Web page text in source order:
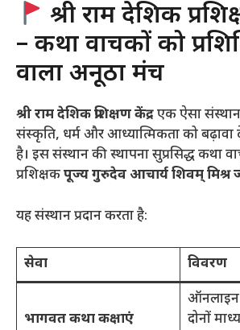
श्री राम देशिक
– कथा वाचकों को
वाला अनूठा मंच
श्री राम देशिक प्रशिक्षण केंद्रएक ऐसा
संस्कृति, धर्म और आध्यात्मिकता को बढ़ावा
है। इस संस्थान की स्थापना सुप्रसिद्ध कथा
प्रशिक्षकपूज्य गुरुदेव आचार्य शिवम् मिश्र
यह संस्थान प्रदान करता है:
सेवा विवरण
भागवत कथा कक्षाएं
दोनों